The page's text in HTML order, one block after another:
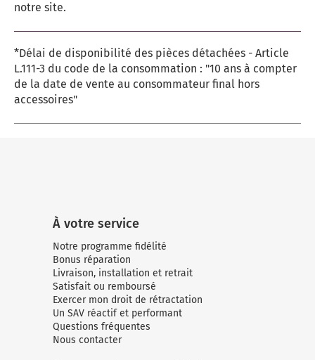
notre site.
*Délai de disponibilité des pièces détachées - Article
L.111-3 du code de la consommation : "10 ans à compter
de la date de vente au consommateur final hors
accessoires"
À votre service
Notre programme fidélité
Bonus réparation
Livraison, installation et retrait
Satisfait ou remboursé
Exercer mon droit de rétractation
Un SAV réactif et performant
Questions fréquentes
Nous contacter